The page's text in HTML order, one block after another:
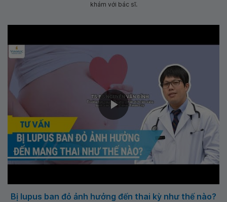
khám với bác sĩ.
Bị lupus ban đỏ ảnh hưởng đến thai kỳ như thế nào?